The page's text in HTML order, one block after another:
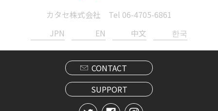
カタセ株式会社 Tel 06-4705-6861
JPN
EN 中文 한국
CONTACT
SUPPORT